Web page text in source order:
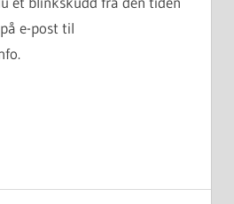
e-post til